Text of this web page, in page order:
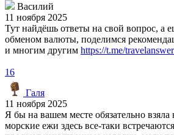
Василий
11 ноября 2025
Тут найдёшь ответы на свой вопрос, а
обменом валюты, поделимся
и многим другим https://t.me/
16
Галя
11 ноября 2025
Я бы на вашем месте обязательно
морские ежи здесь все-таки